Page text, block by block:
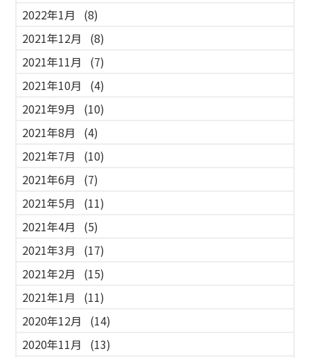
2022年1月
(8)
2021年12月
(8)
2021年11月
(7)
2021年10月
(4)
2021年9月
(10)
2021年8月
(4)
2021年7月
(10)
2021年6月
(7)
2021年5月
(11)
2021年4月
(5)
2021年3月
(17)
2021年2月
(15)
2021年1月
(11)
2020年12月
(14)
2020年11月
(13)